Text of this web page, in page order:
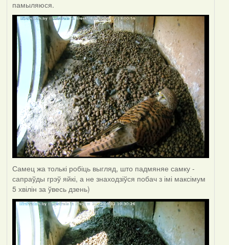
памыляюся.
Самец жа толькі робіць выгляд, што падмяняе самку -
сапраўды грэў яйкі, а не знаходзіўся побач з імі максімум
5 хвілін за ўвесь дзень)